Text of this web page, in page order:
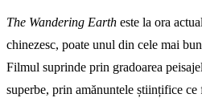
The Wandering Earth este la ora
chinezesc, poate unul din cele mai
Filmul suprinde prin gradoarea
superbe, prin amănuntele științifice ce